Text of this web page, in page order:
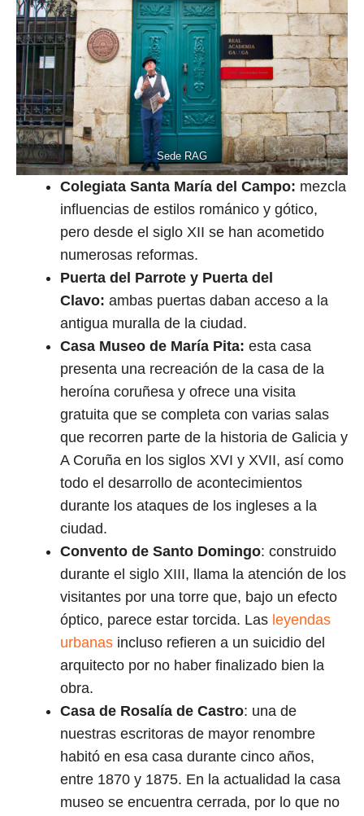
Sede RAG
Colegiata Santa María del Campo: mezcla
influencias de estilos románico y gótico,
pero desde el siglo XII se han acometido
numerosas reformas.
Puerta del Parrote y Puerta del
Clavo: ambas puertas daban acceso a la
antigua muralla de la ciudad.
Casa Museo de María Pita: esta casa
presenta una recreación de la casa de la
heroína coruñesa y ofrece una visita
gratuita que se completa con varias salas
que recorren parte de la historia de Galicia y
A Coruña en los siglos XVI y XVII, así como
todo el desarrollo de acontecimientos
durante los ataques de los ingleses a la
ciudad.
Convento de Santo Domingo: construido
durante el siglo XIII, llama la atención de los
visitantes por una torre que, bajo un efecto
óptico, parece estar torcida. Las leyendas
urbanas incluso refieren a un suicidio del
arquitecto por no haber finalizado bien la
obra.
Casa de Rosalía de Castro: una de
nuestras escritoras de mayor renombre
habitó en esa casa durante cinco años,
entre 1870 y 1875. En la actualidad la casa
museo se encuentra cerrada, por lo que no